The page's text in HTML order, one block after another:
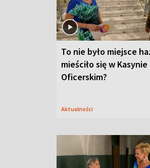
To nie było miejsce
mieściło się w Kasynie
Oficerskim?
Aktualności